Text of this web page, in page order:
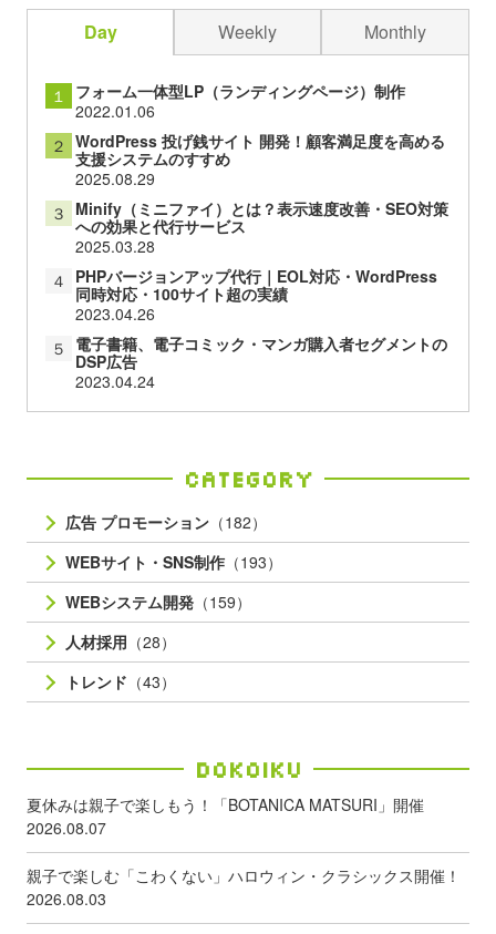
Day Weekly Monthly
１ フォーム一体型LP（ランディングページ）制作
2022.01.06
２ WordPress 投げ銭サイト 開発！顧客満足度を高める
支援システムのすすめ
2025.08.29
３ Minify（ミニファイ）とは？表示速度改善・SEO対策
への効果と代行サービス
2025.03.28
４ PHPバージョンアップ代行｜EOL対応・WordPress
同時対応・100サイト超の実績
2023.04.26
５ 電子書籍、電子コミック・マンガ購入者セグメントの
DSP広告
2023.04.24
Category
広告 プロモーション （182）
WEBサイト・SNS制作 （193）
WEBシステム開発 （159）
人材採用 （28）
トレンド （43）
Dokoiku
夏休みは親子で楽しもう！「BOTANICA MATSURI」開催
2026.08.07
親子で楽しむ「こわくない」ハロウィン・クラシックス開催！
2026.08.03